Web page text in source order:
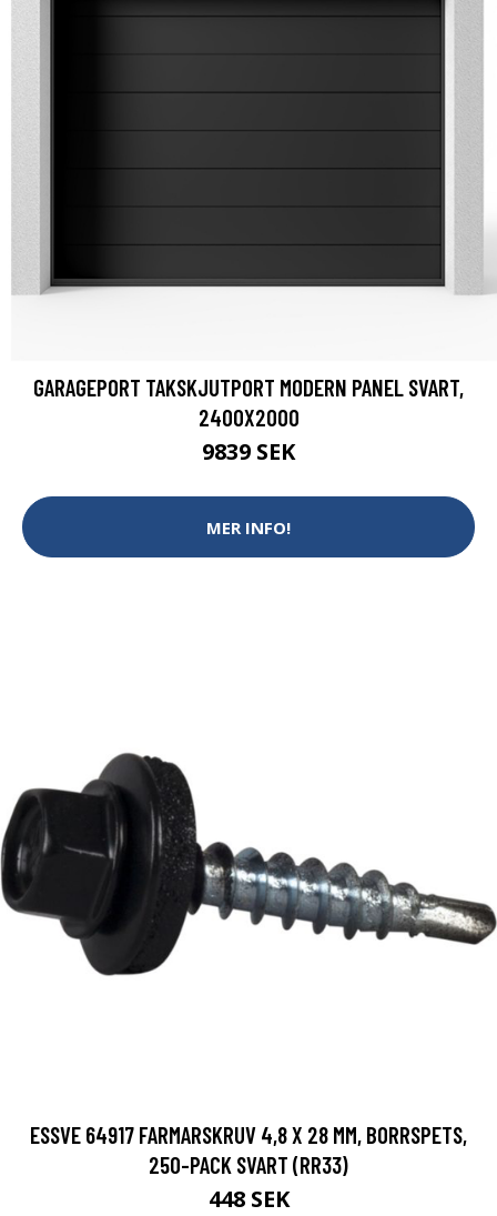
GARAGEPORT TAKSKJUTPORT MODERN PANEL SVART,
2400X2000
9839 SEK
MER INFO!
ESSVE 64917 FARMARSKRUV 4,8 X 28 MM, BORRSPETS,
250-PACK SVART (RR33)
448 SEK